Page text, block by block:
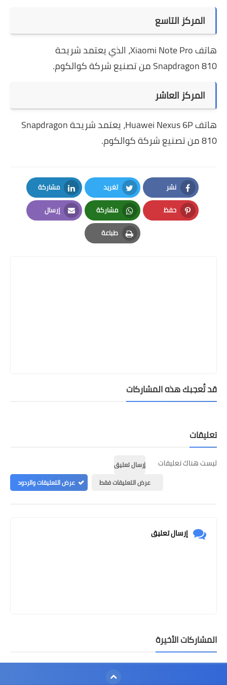
المركز التاسع
هاتف Xiaomi Note Pro، الذي يعتمد شريحة
Snapdragon 810 من تصنيع شركة كوالكوم.
المركز العاشر
هاتف Huawei Nexus 6P، يعتمد شريحة Snapdragon
810 من تصنيع شركة كوالكوم.
نشر
Facebook
تغريد
Twitter
مشاركة
LinkedIn
حفظ
Pinterest
مشاركة
Whatsapp
إرسال
Email
طباعة
Print
قد تُعجبك هذه المشاركات
تعليقات
ليست هناك تعليقات
إرسال تعليق
عرض التعليقات فقط
عرض التعليقات والردود
إرسال تعليق
المشاركات الأخيرة